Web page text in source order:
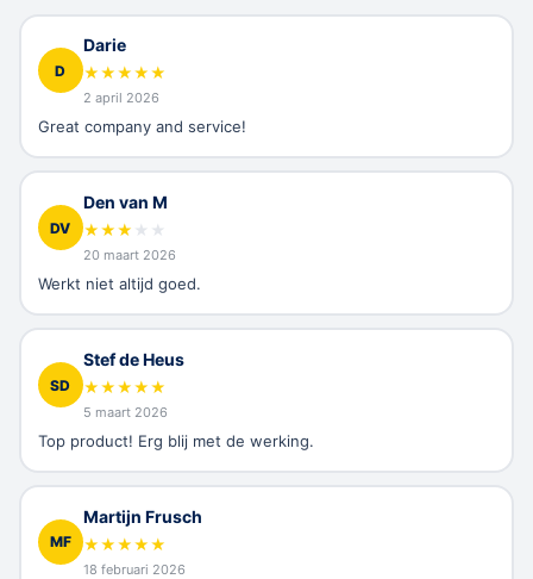
D
Darie
★★★★★
2 april 2026
Great company and service!
DV
Den van M
★★★ ★ ★
20 maart 2026
Werkt niet altijd goed.
SD
Stef de Heus
★★★★★
5 maart 2026
Top product! Erg blij met de werking.
MF
Martijn Frusch
★★★★★
18 februari 2026